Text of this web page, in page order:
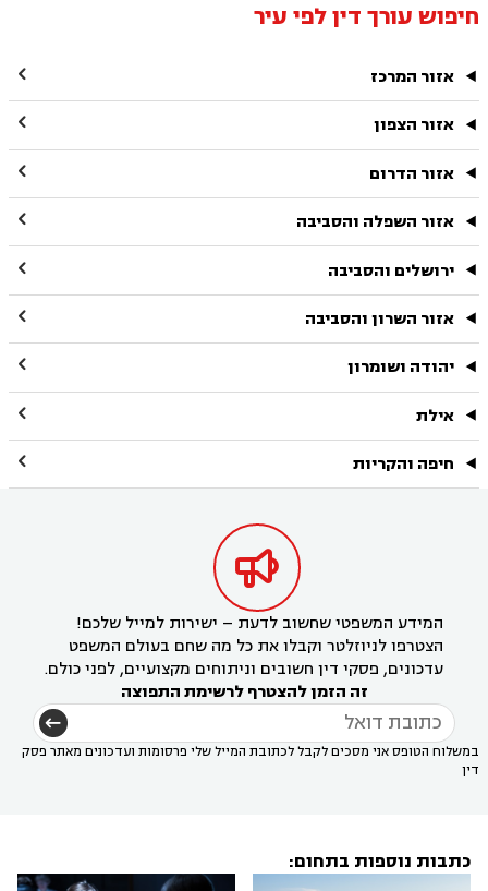
חיפוש עורך דין לפי עיר
אזור המרכז 
אזור הצפון 
אזור הדרום 
אזור השפלה והסביבה 
ירושלים והסביבה 
אזור השרון והסביבה 
יהודה ושומרון 
אילת 
חיפה והקריות 

המידע המשפטי שחשוב לדעת – ישירות למייל שלכם!
הצטרפו לניוזלטר וקבלו את כל מה שחם בעולם המשפט
עדכונים, פסקי דין חשובים וניתוחים מקצועיים, לפני כולם.
זה הזמן להצטרף לרשימת התפוצה
במשלוח הטופס אני מסכים לקבל לכתובת המייל שלי פרסומות ועדכונים מאתר פסק
דין
כתבות נוספות בתחום: